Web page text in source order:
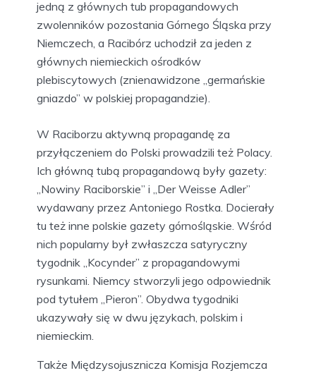
jedną z głównych tub propagandowych
zwolenników pozostania Górnego Śląska przy
Niemczech, a Racibórz uchodził za jeden z
głównych niemieckich ośrodków
plebiscytowych (znienawidzone „germańskie
gniazdo” w polskiej propagandzie).
W Raciborzu aktywną propagandę za
przyłączeniem do Polski prowadzili też Polacy.
Ich główną tubą propagandową były gazety:
„Nowiny Raciborskie” i „Der Weisse Adler”
wydawany przez Antoniego Rostka. Docierały
tu też inne polskie gazety górnośląskie. Wśród
nich popularny był zwłaszcza satyryczny
tygodnik „Kocynder” z propagandowymi
rysunkami. Niemcy stworzyli jego odpowiednik
pod tytułem „Pieron”. Obydwa tygodniki
ukazywały się w dwu językach, polskim i
niemieckim.
Także Międzysojusznicza Komisja Rozjemcza